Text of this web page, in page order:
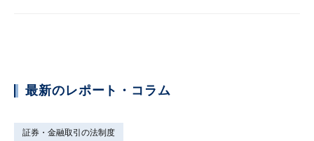
最新のレポート・コラム
証券・金融取引の法制度